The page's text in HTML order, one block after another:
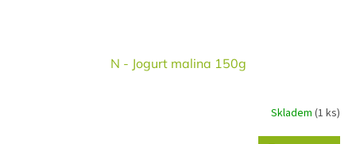
N - Jogurt malina 150g
Skladem (1 ks)